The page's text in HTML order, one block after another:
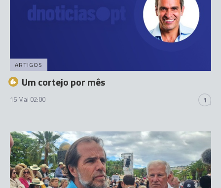
ARTIGOS
Um cortejo por mês
15 Mai 02:00 1